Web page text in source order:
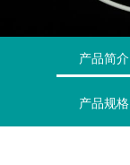
产品简介
产品规格